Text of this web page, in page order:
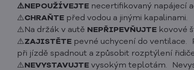
⚠️NEPOUŽÍVEJTEnecertifikovaný napájecí
⚠️CHRAŇ TEpřed vodou a jinými kapalinami.
⚠️Na držák v autě NEPŘIPEVŇUJTEkovové
⚠️ZAJISTĚTEpevné uchycení do ventilace.
při jízdě spadnout a způsobit rozptýlení
⚠️ NEVYSTAVUJTEvysokým teplotám.